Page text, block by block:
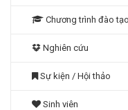
Chương trình đào tạo
Nghiên cứu
Sự kiện / Hội thảo
Sinh viên